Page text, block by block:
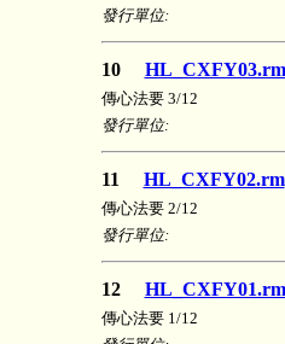
發行單位:
10 HL_CXFY03.rm
傳心法要 3/12
發行單位:
11 HL_CXFY02.rm
傳心法要 2/12
發行單位:
12 HL_CXFY01.rm
傳心法要 1/12